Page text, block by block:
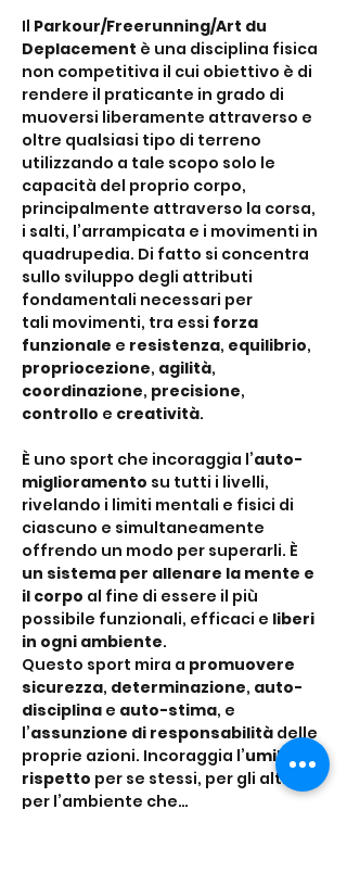
Il Parkour/Freerunning/Art du
Deplacement è una disciplina fisica
non competitiva il cui obiettivo è di
rendere il praticante in grado di
muoversi liberamente attraverso e
oltre qualsiasi tipo di terreno
utilizzando a tale scopo solo le
capacità del proprio corpo,
principalmente attraverso la corsa,
i salti, l’arrampicata e i movimenti in
quadrupedia. Di fatto si concentra
sullo sviluppo degli attributi
fondamentali necessari per
tali movimenti, tra essi forza
funzionale e resistenza, equilibrio,
propriocezione, agilità,
coordinazione, precisione,
controllo e creatività.
È uno sport che incoraggia l’auto-
miglioramento su tutti i livelli,
rivelando i limiti mentali e fisici di
ciascuno e simultaneamente
offrendo un modo per superarli. È
un sistema per allenare la mente e
il corpo al fine di essere il più
possibile funzionali, efficaci e liberi
in ogni ambiente.
Questo sport mira a promuovere
sicurezza, determinazione, auto-
disciplina e auto-stima, e
l’assunzione di responsabilità delle
proprie azioni. Incoraggia l’umiltà , il
rispetto per se stessi, per gli altri e
per l’ambiente che…